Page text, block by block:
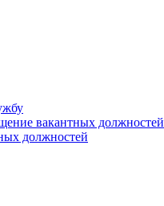
вакантных должностей
должностей